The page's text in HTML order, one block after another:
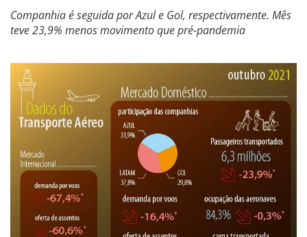
Companhia é seguida por Azul e Gol, respectivamente. Mês
teve 23,9% menos movimento que pré-pandemia